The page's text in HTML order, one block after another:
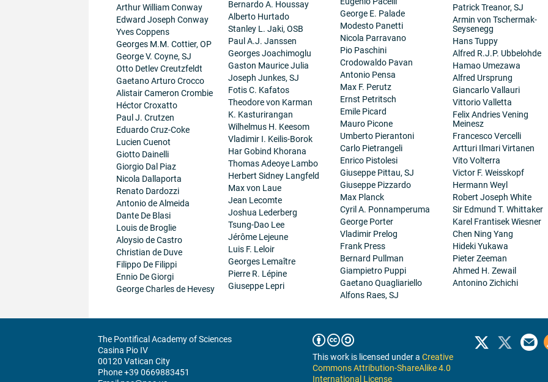
Arthur William Conway
Edward Joseph Conway
Yves Coppens
Georges M.M. Cottier, OP
George V. Coyne, SJ
Otto Detlev Creutzfeldt
Gaetano Arturo Crocco
Alistair Cameron Crombie
Héctor Croxatto
Paul J. Crutzen
Eduardo Cruz-Coke
Lucien Cuenot
Giotto Dainelli
Giorgio Dal Piaz
Nicola Dallaporta
Renato Dardozzi
Antonio de Almeida
Dante De Blasi
Louis de Broglie
Aloysio de Castro
Christian de Duve
Filippo De Filippi
Ennio De Giorgi
George Charles de Hevesy
Bernardo A. Houssay
Alberto Hurtado
Stanley L. Jaki, OSB
Paul A.J. Janssen
Georges Joachimoglu
Gaston Maurice Julia
Joseph Junkes, SJ
Fotis C. Kafatos
Theodore von Karman
K. Kasturirangan
Wilhelmus H. Keesom
Vladimir I. Keilis-Borok
Har Gobind Khorana
Thomas Adeoye Lambo
Herbert Sidney Langfeld
Max von Laue
Jean Lecomte
Joshua Lederberg
Tsung-Dao Lee
Jérôme Lejeune
Luis F. Leloir
Georges Lemaître
Pierre R. Lépine
Giuseppe Lepri
George E. Palade
Modesto Panetti
Nicola Parravano
Pio Paschini
Crodowaldo Pavan
Antonio Pensa
Max F. Perutz
Ernst Petritsch
Emile Picard
Mauro Picone
Umberto Pierantoni
Carlo Pietrangeli
Enrico Pistolesi
Giuseppe Pittau, SJ
Giuseppe Pizzardo
Max Planck
Cyril A. Ponnamperuma
George Porter
Vladimir Prelog
Frank Press
Bernard Pullman
Giampietro Puppi
Gaetano Quagliariello
Alfons Raes, SJ
Patrick Treanor, SJ
Armin von Tschermak-
Seysenegg
Hans Tuppy
Alfred R.J.P. Ubbelohde
Hamao Umezawa
Alfred Ursprung
Giancarlo Vallauri
Vittorio Valletta
Felix Andries Vening
Meinesz
Francesco Vercelli
Artturi Ilmari Virtanen
Vito Volterra
Victor F. Weisskopf
Hermann Weyl
Robert Joseph White
Sir Edmund T. Whittaker
Karel Frantisek Wiesner
Chen Ning Yang
Hideki Yukawa
Pieter Zeeman
Ahmed H. Zewail
Antonino Zichichi
The Pontifical Academy of Sciences
Casina Pio IV
00120 Vatican City
Phone +39 0669883451
This work is licensed under aCreative
Commons Attribution-ShareAlike 4.0
International License